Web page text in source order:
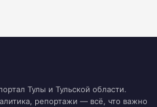
Тулы и Тульской области.
репортажи — всё, что важно